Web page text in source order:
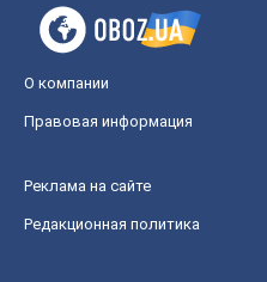
О компании
Правовая информация
Реклама на сайте
Редакционная политика